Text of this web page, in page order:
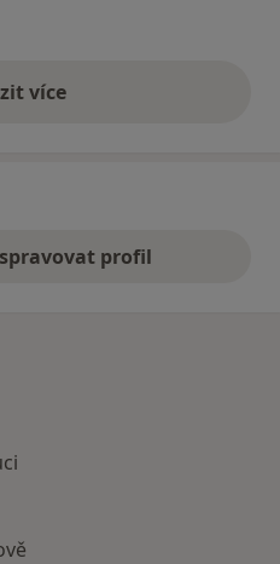
více
výše uvedené názory
profil